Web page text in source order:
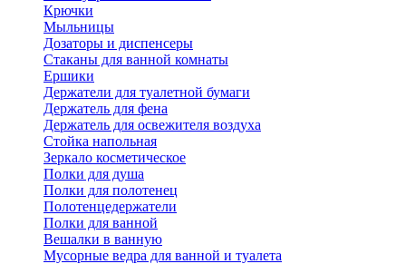
Крючки
Мыльницы
Дозаторы и диспенсеры
Стаканы для ванной комнаты
Ершики
Держатели для туалетной бумаги
Держатель для фена
Держатель для освежителя воздуха
Стойка напольная
Зеркало косметическое
Полки для душа
Полки для полотенец
Полотенцедержатели
Полки для ванной
Вешалки в ванную
Мусорные ведра для ванной и туалета